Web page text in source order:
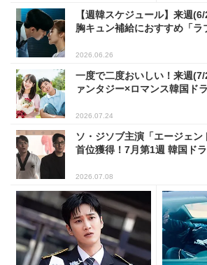
【週韓スケジュール】来週
胸キュン補給におすすめ「ラ
2026.06.26
一度で二度おいしい！来週
ァンタジー×ロマンス韓国ド
2026.07.24
ソ・ジソブ主演「エージェン
首位獲得！7月第1週 韓国ド
2026.07.08